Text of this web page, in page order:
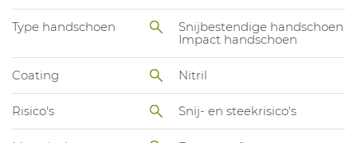
Type handschoen
Snijbestendige handschoen
Impact handschoen
Coating Nitril
Risico's Snij- en steekrisico's